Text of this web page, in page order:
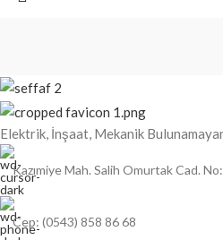
Elektrik, İnşaat, Mekanik
Kazımiye Mah. Salih Omurtak Cad.
Cep: (0543) 858 86 68